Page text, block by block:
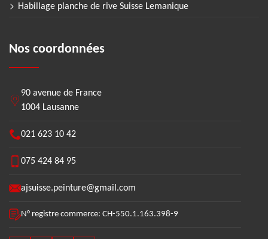
Habillage planche de rive Suisse Lemanique
Nos coordonnées
90 avenue de France
1004 Lausanne
021 623 10 42
075 424 84 95
ajsuisse.peinture@gmail.com
N° registre commerce: CH-550.1.163.398-9